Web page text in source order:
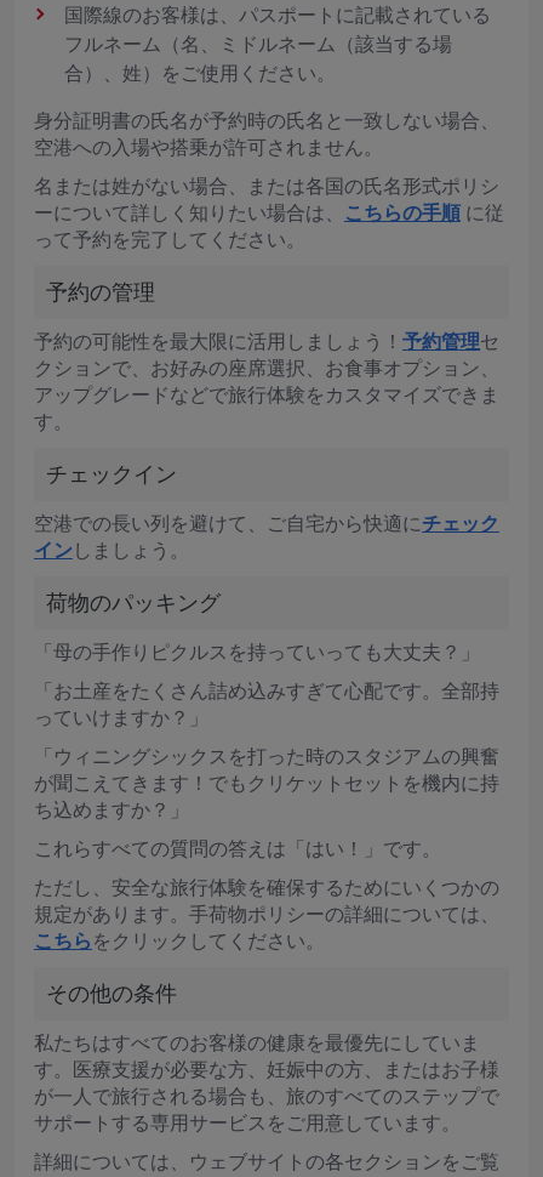
国際線のお客様は、パスポートに記載されている
フルネーム（名、ミドルネーム（該当する場
合）、姓）をご使用ください。
身分証明書の氏名が予約時の氏名と一致しない場合、
空港への入場や搭乗が許可されません。
名または姓がない場合、または各国の氏名形式ポリシ
ーについて詳しく知りたい場合は、
こちらの手順 に従
って予約を完了してください。
予約の管理
予約の可能性を最大限に活用しましょう！ 予約管理セ
クションで、お好みの座席選択、お食事オプション、
アップグレードなどで旅行体験をカスタマイズできま
す。
チェックイン
空港での長い列を避けて、ご自宅から快適にチェック
イン しましょう。
荷物のパッキング
「母の手作りピクルスを持っていっても大丈夫？」
「お土産をたくさん詰め込みすぎて心配です。全部持
っていけますか？」
「ウィニングシックスを打った時のスタジアムの興奮
が聞こえてきます！でもクリケットセットを機内に持
ち込めますか？」
これらすべての質問の答えは「はい！」です。
ただし、安全な旅行体験を確保するためにいくつかの
規定があります。手荷物ポリシーの詳細については、
こちら をクリックしてください。
その他の条件
私たちはすべてのお客様の健康を最優先にしていま
す。医療支援が必要な方、妊娠中の方、またはお子様
が一人で旅行される場合も、旅のすべてのステップで
サポートする専用サービスをご用意しています。
詳細については、ウェブサイトの各セクションをご覧